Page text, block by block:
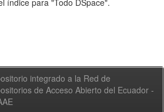
índice para "Todo DSpace".
integrado a la Red de
de Acceso Abierto del Ecuador -